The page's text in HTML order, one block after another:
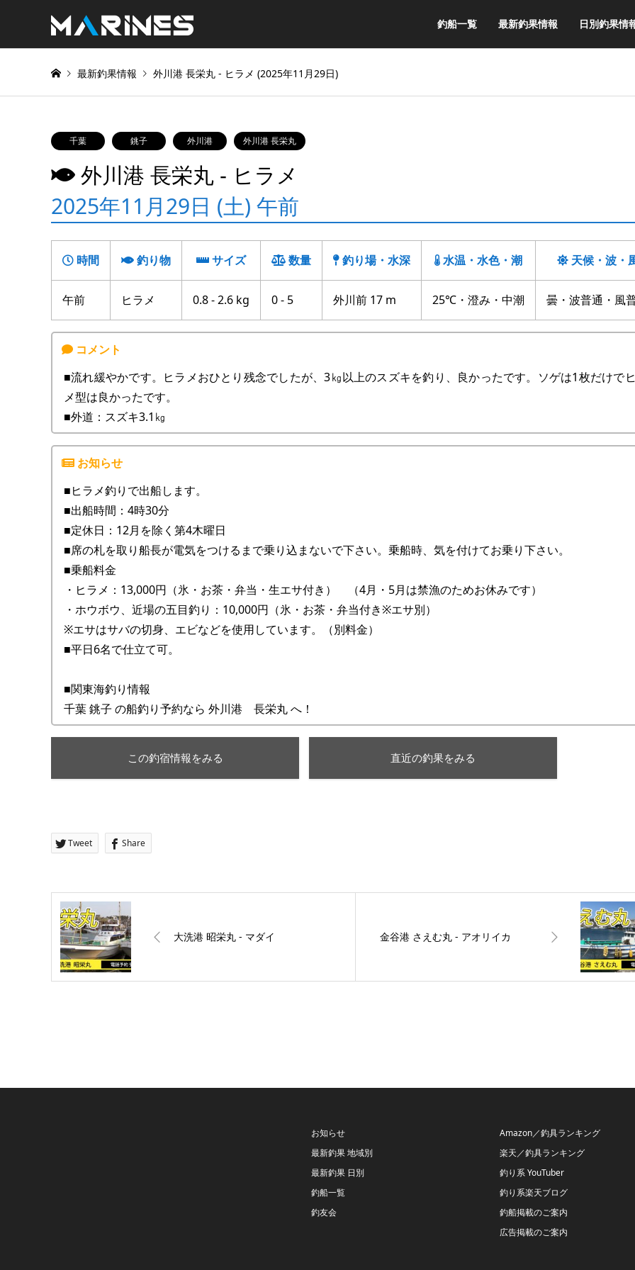
釣船一覧 最新釣果情報 日別釣果情
最新釣果情報 外川港 長栄丸 ‐ ヒラメ (2025年11月29日)
千葉 銚子 外川港 外川港 長栄丸
外川港 長栄丸 ‐ ヒラメ
2025年11月29日 (土) 午前
時間 釣り物 サイズ 数量 釣り場・水深 水温・水色・潮 天候・波・
午前 ヒラメ 0.8 - 2.6 kg 0 - 5 外川前 17 m 25℃・澄み・中潮 曇・波普通・風
■流れ緩やかです。ヒラメおひとり残念でしたが、3㎏以上のスズキを釣り、良かったです。ソゲは1枚だけで
メ型は良かったです。
■外道：スズキ3.1㎏
■ヒラメ釣りで出船します。
■出船時間：4時30分
■定休日：12月を除く第4木曜日
■席の札を取り船長が電気をつけるまで乗り込まないで下さい。乗船時、気を付けてお乗り下さい。
■乗船料金
・ヒラメ：13,000円（氷・お茶・弁当・生エサ付き） （4月・5月は禁漁のためお休みです）
・ホウボウ、近場の五目釣り：10,000円（氷・お茶・弁当付き※エサ別）
※エサはサバの切身、エビなどを使用しています。（別料金）
■平日6名で仕立て可。
■関東海釣り情報
千葉 銚子 の船釣り予約なら 外川港 長栄丸 へ！
この釣宿情報をみる 直近の釣果をみる
Tweet Share
大洗港 昭栄丸 ‐ マダイ 金谷港 さえむ丸 ‐ アオリイカ
お知らせ
最新釣果 地域別
最新釣果 日別
釣船一覧
釣友会
Amazon／釣具ランキング
楽天／釣具ランキング
釣り系 YouTuber
釣り系楽天ブログ
釣船掲載のご案内
広告掲載のご案内